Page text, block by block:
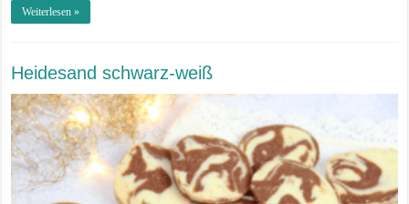
Weiterlesen »
Heidesand schwarz-weiß